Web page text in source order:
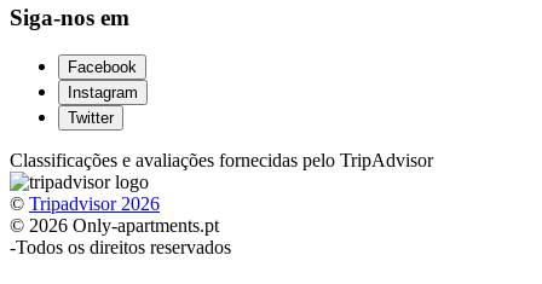
Siga-nos em
Facebook
Instagram
Twitter
Classificações e avaliações fornecidas pelo TripAdvisor
© Tripadvisor 2026
© 2026 Only-apartments.pt
-Todos os direitos reservados